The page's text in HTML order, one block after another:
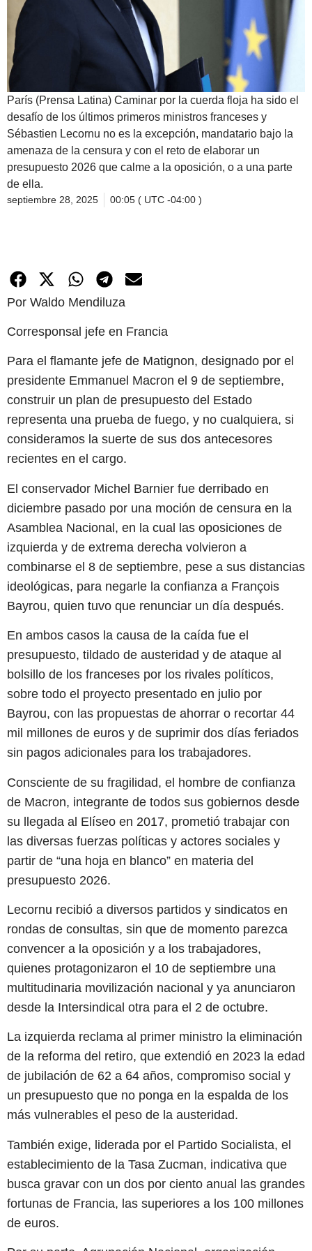
París (Prensa Latina) Caminar por la cuerda floja ha sido el
desafío de los últimos primeros ministros franceses y
Sébastien Lecornu no es la excepción, mandatario bajo la
amenaza de la censura y con el reto de elaborar un
presupuesto 2026 que calme a la oposición, o a una parte
de ella.
septiembre 28, 2025 00:05 ( UTC -04:00 )
Por Waldo Mendiluza
Corresponsal jefe en Francia
Para el flamante jefe de Matignon, designado por el
presidente Emmanuel Macron el 9 de septiembre,
construir un plan de presupuesto del Estado
representa una prueba de fuego, y no cualquiera, si
consideramos la suerte de sus dos antecesores
recientes en el cargo.
El conservador Michel Barnier fue derribado en
diciembre pasado por una moción de censura en la
Asamblea Nacional, en la cual las oposiciones de
izquierda y de extrema derecha volvieron a
combinarse el 8 de septiembre, pese a sus distancias
ideológicas, para negarle la confianza a François
Bayrou, quien tuvo que renunciar un día después.
En ambos casos la causa de la caída fue el
presupuesto, tildado de austeridad y de ataque al
bolsillo de los franceses por los rivales políticos,
sobre todo el proyecto presentado en julio por
Bayrou, con las propuestas de ahorrar o recortar 44
mil millones de euros y de suprimir dos días feriados
sin pagos adicionales para los trabajadores.
Consciente de su fragilidad, el hombre de confianza
de Macron, integrante de todos sus gobiernos desde
su llegada al Elíseo en 2017, prometió trabajar con
las diversas fuerzas políticas y actores sociales y
partir de “una hoja en blanco” en materia del
presupuesto 2026.
Lecornu recibió a diversos partidos y sindicatos en
rondas de consultas, sin que de momento parezca
convencer a la oposición y a los trabajadores,
quienes protagonizaron el 10 de septiembre una
multitudinaria movilización nacional y ya anunciaron
desde la Intersindical otra para el 2 de octubre.
La izquierda reclama al primer ministro la eliminación
de la reforma del retiro, que extendió en 2023 la edad
de jubilación de 62 a 64 años, compromiso social y
un presupuesto que no ponga en la espalda de los
más vulnerables el peso de la austeridad.
También exige, liderada por el Partido Socialista, el
establecimiento de la Tasa Zucman, indicativa que
busca gravar con un dos por ciento anual las grandes
fortunas de Francia, las superiores a los 100 millones
de euros.